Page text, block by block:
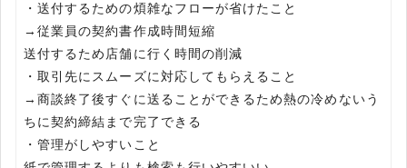
・送付するための煩雑なフローが省けたこと
→従業員の契約書作成時間短縮
送付するため店舗に行く時間の削減
・取引先にスムーズに対応してもらえること
→商談終了後すぐに送ることができるため熱の冷めないう
ちに契約締結まで完了できる
・管理がしやすいこと